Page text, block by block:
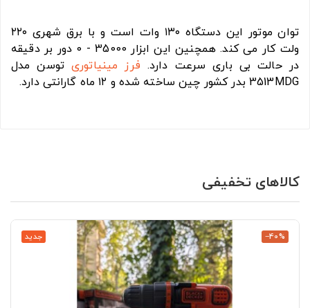
توان موتور این دستگاه ۱۳۰ وات است و با برق شهری ۲۲۰
ولت کار می کند. همچنین این ابزار 35000 - 0 دور بر دقیقه
در حالت بی باری سرعت دارد. فرز مینیاتوریتوسن مدل
3513MDG بدر کشور چین ساخته شده و ۱۲ ماه گارانتی دارد.
کالاهای تخفیفی
جدید ‎−40%